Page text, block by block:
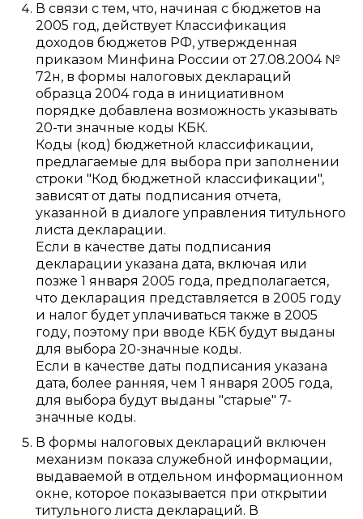
В связи с тем, что, начиная с бюджетов на
2005 год, действует Классификация
доходов бюджетов РФ, утвержденная
приказом Минфина России от 27.08.2004 №
72н, в формы налоговых деклараций
образца 2004 года в инициативном
порядке добавлена возможность указывать
20-ти значные коды КБК.
Коды (код) бюджетной классификации,
предлагаемые для выбора при заполнении
строки "Код бюджетной классификации",
зависят от даты подписания отчета,
указанной в диалоге управления титульного
листа декларации.
Если в качестве даты подписания
декларации указана дата, включая или
позже 1 января 2005 года, предполагается,
что декларация представляется в 2005 году
и налог будет уплачиваться также в 2005
году, поэтому при вводе КБК будут выданы
для выбора 20-значные коды.
Если в качестве даты подписания указана
дата, более ранняя, чем 1 января 2005 года,
для выбора будут выданы "старые" 7-
значные коды.
В формы налоговых деклараций включен
механизм показа служебной информации,
выдаваемой в отдельном информационном
окне, которое показывается при открытии
титульного листа деклараций. В